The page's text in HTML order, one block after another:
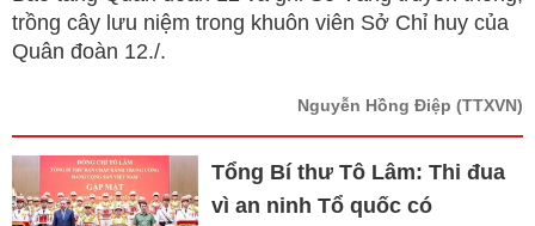
trồng cây lưu niệm trong khuôn viên Sở Chỉ huy của
Quân đoàn 12./.
Nguyễn Hồng Điệp (TTXVN)
Tổng Bí thư Tô Lâm: Thi đua
vì an ninh Tổ quốc có